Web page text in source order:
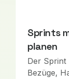
Sprints
planen
Der Sprint
Bezüge,